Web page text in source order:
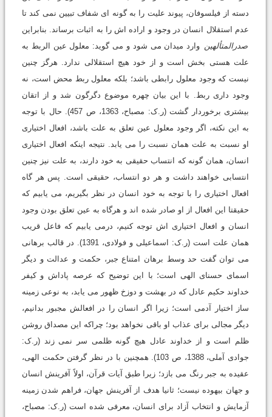
دسته از فیلسوفان، پیوند علیت را به گونه اى شفاف تبیین نمى کند تا
عدم استقلال انسان در وجود و اراده اش را به اثبات برساند. بنابراین
صدرالمتألهین وارد میدان مى شود و مى گوید: معلول عین الربط به
علت هستى بخش است و از خود هیچ استقلالى ندارد. هرگز چنین
نیست که وجود معلول رابطى باشد؛ بلکه معلول ربط محض است، نه
وجود دارى ربط. با این بیان چهره موضوع دگرگون شد و از اتقان
بیشترى برخوردار گشت (ر.ک: مصباح، 1363، ص 457). حال با توجه
به این نکته، اگر وجود معلول عین تعلق به علت باشد، افعال اختیارى
او نسبت به علت همان نسبت را مى یابد. نتیجه اینکه افعال اختیارى
انسان، همان گونه که انتساب حقیقى به خود دارند، به علت نیز چنین
انتسابى خواهند داشت و هر دو انتساب، حقیقى است. پس هر گاه
افعال اختیارى را با توجه به خود انسان در نظر بگیریم، مى یابیم که
حقیقتا این افعال از او صادر شده اند و هرگاه به عین تعلق بودن وجود
انسان و افعال اختیارى اش توجه کنیم، درمى یابیم که فاعل قریب
همان علت است (ر.ک: اسماعیلى و فولادى، 1391). در قالب برهانى
مى توان گفت حد وسط برهان امتناع جبر، حکمت و عدالت و دیگر
اسماى حسناى الهى است؛ با این توضیح که عرصه پاداش و کیفر
خداوند حکیم عادل که در بهشت و دوزخ ظهور مى یابد، به نوعى زمینه
ساز اختیار آدمى است؛ زیرا اگر انسان را در افعالش مجبور بدانیم،
دیگر مجالى براى عذاب او باقى نخواهد بود؛ چراکه این مصداق روشن
ظلم است و از خداوند عادل هیچ گونه ظلمى سر نمى زند (ر.ک:
جوادى آملى، 1388، ص 103). همچنین با در نظر گرفتن حکمت الهى،
عقیده به جبر رنگ مى بازد؛ زیرا طبق آیات قرآن، اولاً آفرینش انسان
و جهان بیهوده نیست؛ ثانیا هدف از آفرینش جهان، فراهم شدن زمینه
آزمایش و انتخاب آزاد براى انسان، معرفى شده است (ر.ک: مصباح،